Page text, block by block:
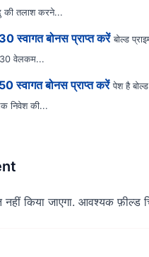
की तलाश करने...
स्वागत बोनस प्राप्त करें बोल्ड
वेलकम...
स्वागत बोनस प्राप्त करें पेश है
निवेश की...
किया जाएगा. आवश्यक फ़ील्ड